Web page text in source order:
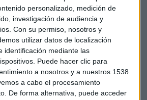
personalizado, medición de
investigación de audiencia y
Con su permiso, nosotros y
utilizar datos de localización
identificación mediante las
Puede hacer clic para
a nosotros y a nuestros 1538
a cabo el procesamiento
De forma alternativa, puede acceder
director de análisis de Bankinter,
de seguir reduciendo exposición a
deestanflaciónes muy elevado, es
el BCE mantenga la máxima
de compra de bonos y retrase el
de tipos de interés.